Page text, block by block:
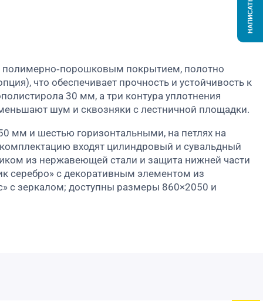
полимерно‑порошковым покрытием, полотно
что обеспечивает прочность и устойчивость к
30 мм, а три контура уплотнения
шум и сквозняки с лестничной площадки.​
мм и шестью горизонтальными, на петлях на
входят цилиндровый и сувальдный
из нержавеющей стали и защита нижней части
серебро» с декоративным элементом из
с зеркалом; доступны размеры 860×2050 и